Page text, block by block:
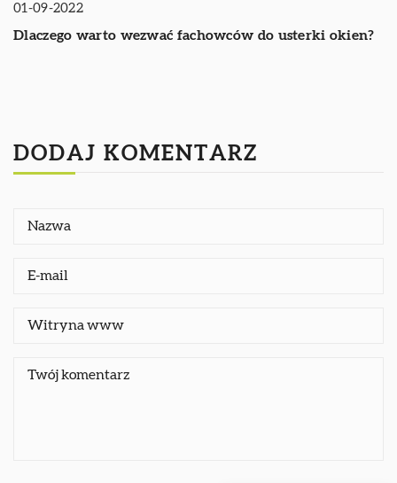
01-09-2022
Dlaczego warto wezwać fachowców do usterki okien?
DODAJ KOMENTARZ